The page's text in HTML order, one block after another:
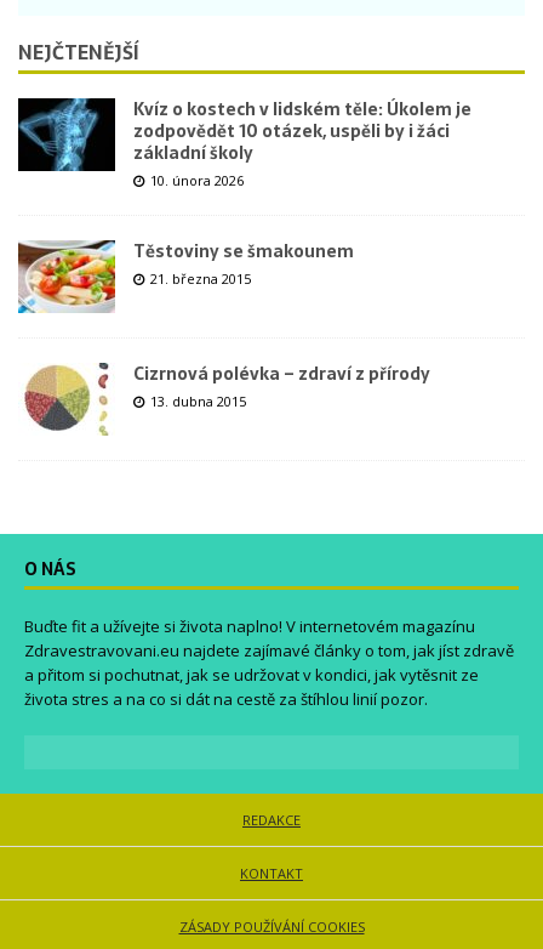
NEJČTENĚJŠÍ
Kvíz o kostech v lidském těle: Úkolem je
zodpovědět 10 otázek, uspěli by i žáci
základní školy
10. února 2026
Těstoviny se šmakounem
21. března 2015
Cizrnová polévka – zdraví z přírody
13. dubna 2015
O NÁS
Buďte fit a užívejte si života naplno! V internetovém magazínu
Zdravestravovani.eu najdete zajímavé články o tom, jak jíst zdravě
a přitom si pochutnat, jak se udržovat v kondici, jak vytěsnit ze
života stres a na co si dát na cestě za štíhlou linií pozor.
REDAKCE
KONTAKT
ZÁSADY POUŽÍVÁNÍ COOKIES